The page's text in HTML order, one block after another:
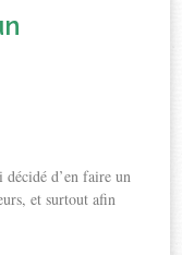
décidé d’en faire un
et surtout afin